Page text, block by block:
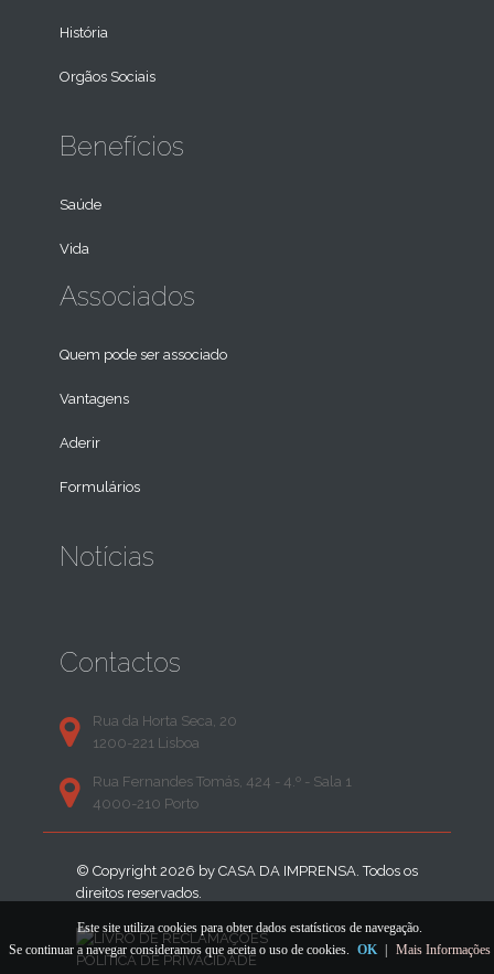
História
Orgãos Sociais
Benefícios
Saúde
Vida
Associados
Quem pode ser associado
Vantagens
Aderir
Formulários
Notícias
Contactos
Rua da Horta Seca, 20
1200-221 Lisboa
Rua Fernandes Tomás, 424 - 4.º - Sala 1
4000-210 Porto
© Copyright 2026 by CASA DA IMPRENSA. Todos os
direitos reservados.
POLÍTICA DE PRIVACIDADE
Este site utiliza cookies para obter dados estatísticos de navegação.
Se continuar a navegar consideramos que aceita o uso de cookies. OK Mais Informações